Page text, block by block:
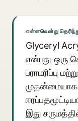
என்னவென்று
Glyceryl
என்பது ஒரு
பராமரிப்பு
முதன்மையாக
இது